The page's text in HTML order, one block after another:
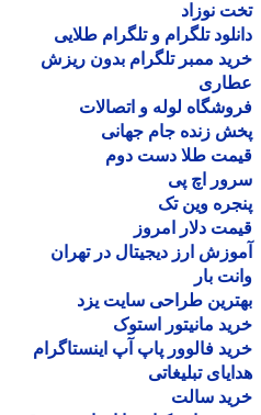
نوزاد
تلگرام و تلگرام طلایی
ممبر تلگرام بدون ریزش
لوله و اتصالات
زنده جام جهانی
طلا دست دوم
اچ پی
وین تک
دلار امروز
ارز دیجیتال در تهران
بار
طراحی سایت یزد
مانیتور استوک
فالوور پاپ آپ اینستاگرام
تبلیغاتی
سالت